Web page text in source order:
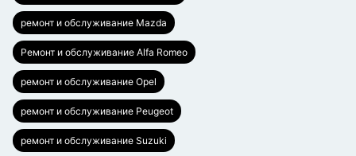
ремонт и обслуживание Mazda
Ремонт и обслуживание Alfa Romeo
ремонт и обслуживание Opel
ремонт и обслуживание Peugeot
ремонт и обслуживание Suzuki